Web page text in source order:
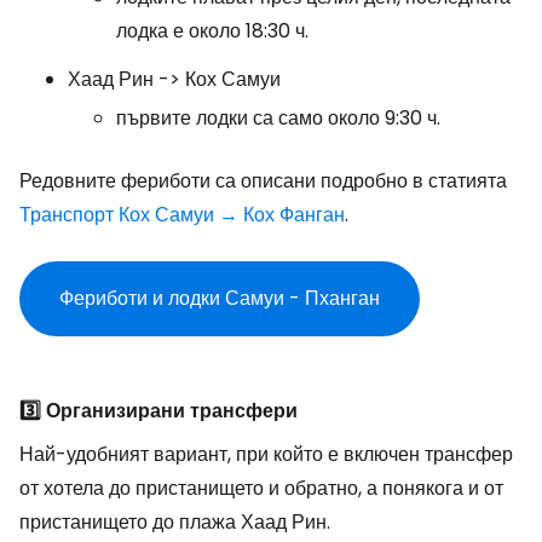
лодка е около 18:30 ч.
Хаад Рин -> Кох Самуи
първите лодки са само около 9:30 ч.
Редовните фериботи са описани подробно в статията
Транспорт Кох Самуи → Кох Фанган.
Фериботи и лодки Самуи - Пханган
3️⃣ Организирани трансфери
Най-удобният вариант, при който е включен трансфер
от хотела до пристанището и обратно, а понякога и от
пристанището до плажа Хаад Рин.